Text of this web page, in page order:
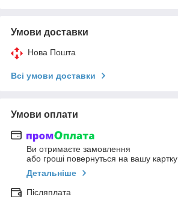
Умови доставки
Нова Пошта
Всі умови доставки
Умови оплати
Ви отримаєте замовлення
або гроші повернуться на вашу картку
Детальніше
Післяплата